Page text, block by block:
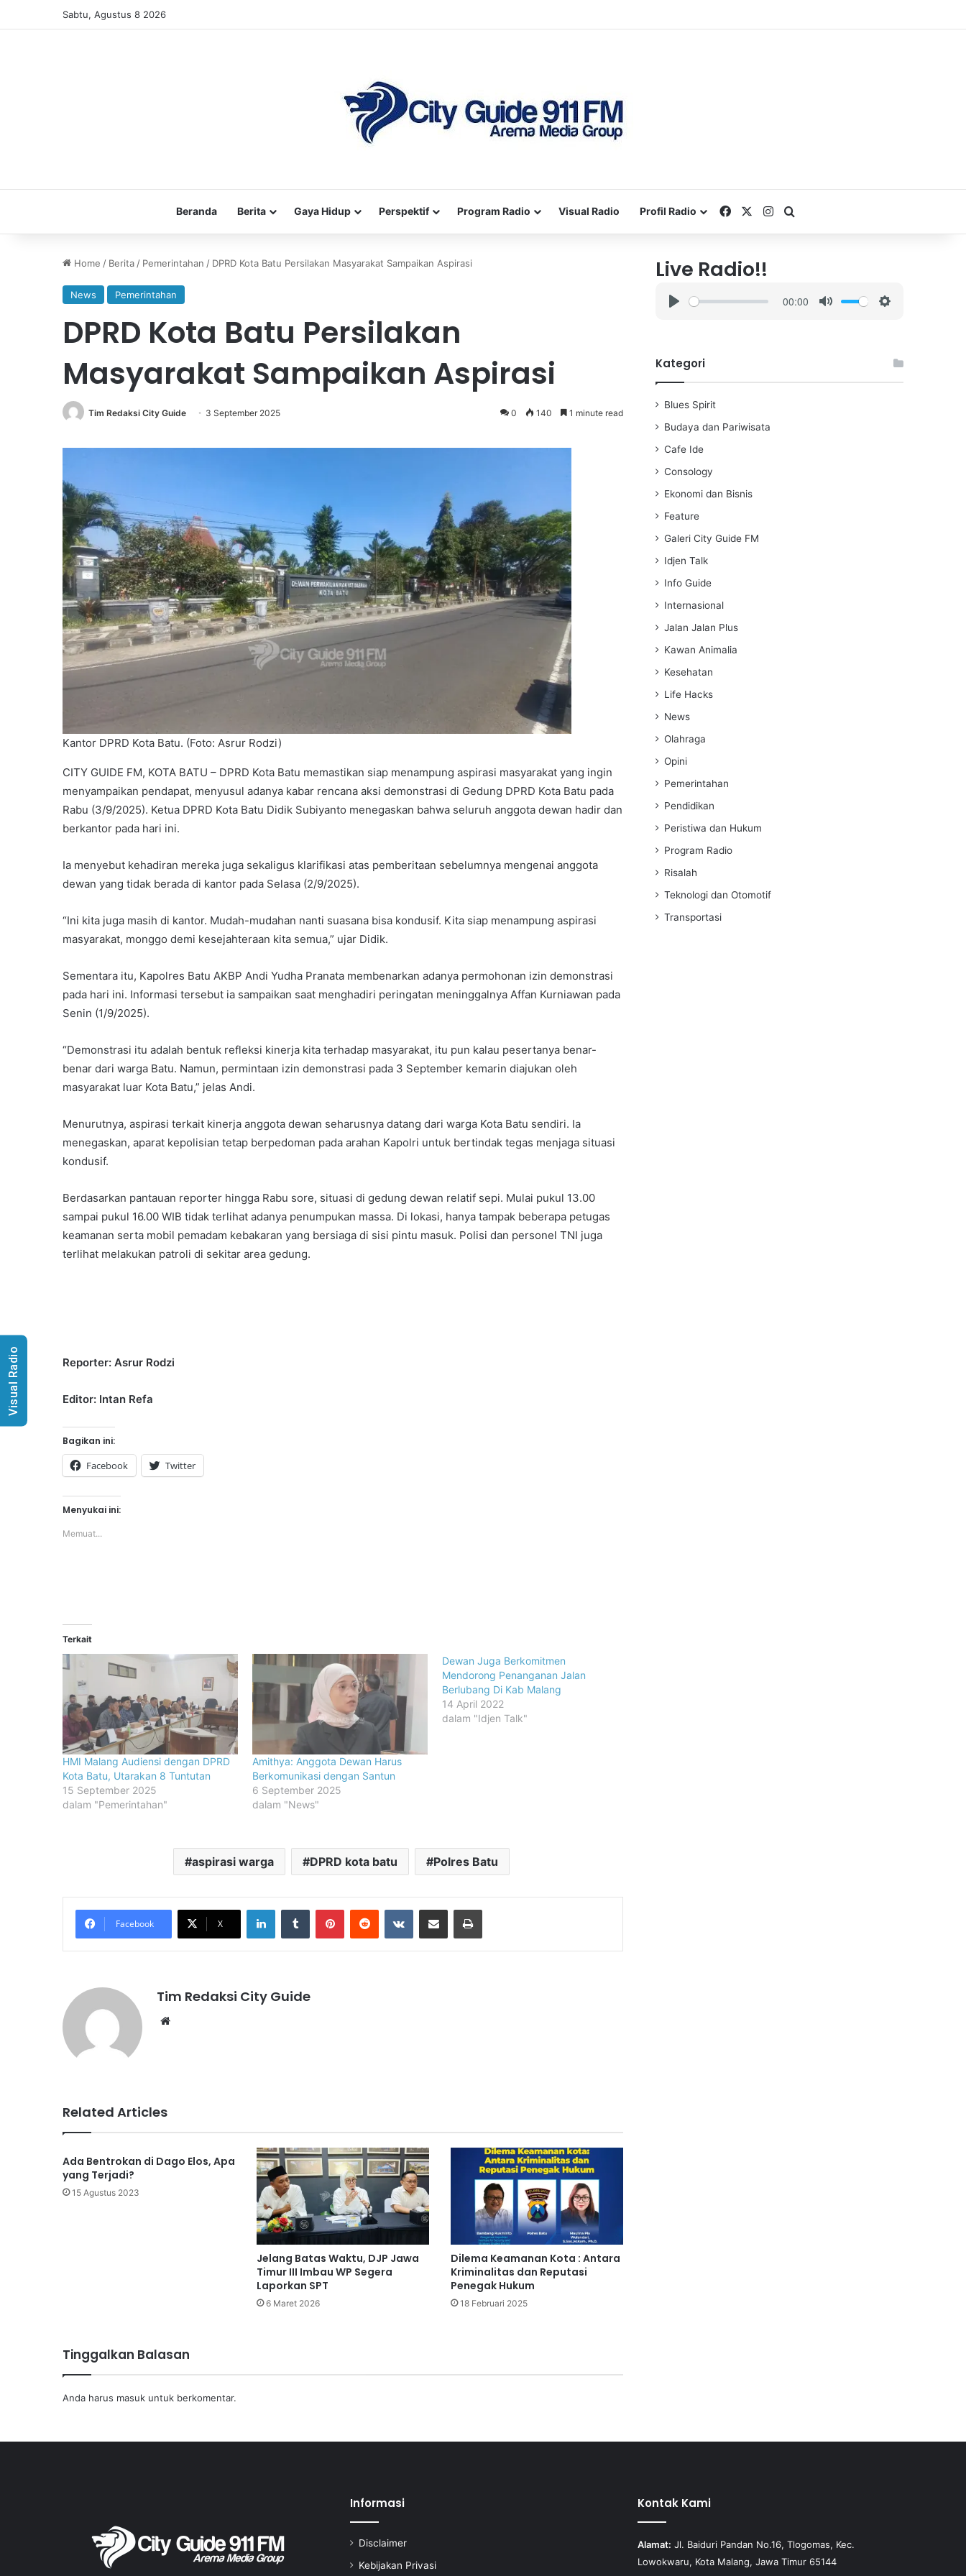
Sabtu, Agustus 8 2026
Beranda Berita Gaya Hidup Perspektif Program Radio Visual Radio Profil Radio FacebookInstagram
Home / Berita / Pemerintahan / DPRD Kota Batu Persilakan Masyarakat Sampaikan Aspirasi
News Pemerintahan
DPRD Kota Batu Persilakan
Masyarakat Sampaikan Aspirasi
Tim Redaksi City Guide 3 September 2025 0 140 1 minute read
Kantor DPRD Kota Batu. (Foto: Asrur Rodzi)
CITY GUIDE FM, KOTA BATU – DPRD Kota Batu memastikan siap menampung aspirasi masyarakat yang ingin
menyampaikan pendapat, menyusul adanya kabar rencana aksi demonstrasi di Gedung DPRD Kota Batu pada
Rabu (3/9/2025). Ketua DPRD Kota Batu Didik Subiyanto menegaskan bahwa seluruh anggota dewan hadir dan
berkantor pada hari ini.
Ia menyebut kehadiran mereka juga sekaligus klarifikasi atas pemberitaan sebelumnya mengenai anggota
dewan yang tidak berada di kantor pada Selasa (2/9/2025).
“Ini kita juga masih di kantor. Mudah-mudahan nanti suasana bisa kondusif. Kita siap menampung aspirasi
masyarakat, monggo demi kesejahteraan kita semua,” ujar Didik.
Sementara itu, Kapolres Batu AKBP Andi Yudha Pranata membenarkan adanya permohonan izin demonstrasi
pada hari ini. Informasi tersebut ia sampaikan saat menghadiri peringatan meninggalnya Affan Kurniawan pada
Senin (1/9/2025).
“Demonstrasi itu adalah bentuk refleksi kinerja kita terhadap masyarakat, itu pun kalau pesertanya benar-
benar dari warga Batu. Namun, permintaan izin demonstrasi pada 3 September kemarin diajukan oleh
masyarakat luar Kota Batu,” jelas Andi.
Menurutnya, aspirasi terkait kinerja anggota dewan seharusnya datang dari warga Kota Batu sendiri. Ia
menegaskan, aparat kepolisian tetap berpedoman pada arahan Kapolri untuk bertindak tegas menjaga situasi
kondusif.
Berdasarkan pantauan reporter hingga Rabu sore, situasi di gedung dewan relatif sepi. Mulai pukul 13.00
sampai pukul 16.00 WIB tidak terlihat adanya penumpukan massa. Di lokasi, hanya tampak beberapa petugas
keamanan serta mobil pemadam kebakaran yang bersiaga di sisi pintu masuk. Polisi dan personel TNI juga
terlihat melakukan patroli di sekitar area gedung.
Reporter: Asrur Rodzi
Editor: Intan Refa
Bagikan ini:
Facebook Twitter
Menyukai ini:
Memuat...
Terkait
HMI Malang Audiensi dengan DPRD
Kota Batu, Utarakan 8 Tuntutan
15 September 2025
dalam "Pemerintahan"
Amithya: Anggota Dewan Harus
Berkomunikasi dengan Santun
6 September 2025
dalam "News"
Dewan Juga Berkomitmen
Mendorong Penanganan Jalan
Berlubang Di Kab Malang
14 April 2022
dalam "Idjen Talk"
aspirasi warga DPRD kota batu Polres Batu
Facebook X
LinkedInTumblr PinterestReddit VKontakteShare via Email Print
Tim Redaksi City Guide
Related Articles
Ada Bentrokan di Dago Elos, Apa
yang Terjadi?
15 Agustus 2023
Jelang Batas Waktu, DJP Jawa
Timur III Imbau WP Segera
Laporkan SPT
6 Maret 2026
Dilema Keamanan Kota : Antara
Kriminalitas dan Reputasi
Penegak Hukum
18 Februari 2025
Tinggalkan Balasan
Anda harus masuk untuk berkomentar.
Live Radio!!
y
00:00
i
Kategori
Blues Spirit
Budaya dan Pariwisata
Cafe Ide
Consology
Ekonomi dan Bisnis
Feature
Galeri City Guide FM
Idjen Talk
Info Guide
Internasional
Jalan Jalan Plus
Kawan Animalia
Kesehatan
Life Hacks
News
Olahraga
Opini
Pemerintahan
Pendidikan
Peristiwa dan Hukum
Program Radio
Risalah
Teknologi dan Otomotif
Transportasi
Informasi
Disclaimer
Kebijakan Privasi
Kontak Kami
Alamat: Jl. Baiduri Pandan No.16, Tlogomas, Kec.
Lowokwaru, Kota Malang, Jawa Timur 65144
Visual Radio